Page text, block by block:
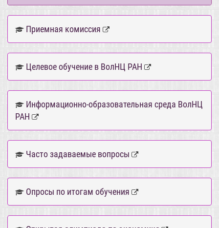
Приемная комиссия
Целевое обучение в ВолНЦ РАН
Информационно-образовательная среда ВолНЦ
РАН
Часто задаваемые вопросы
Опросы по итогам обучения